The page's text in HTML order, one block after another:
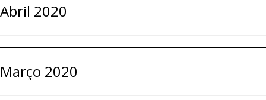
Abril 2020
Março 2020